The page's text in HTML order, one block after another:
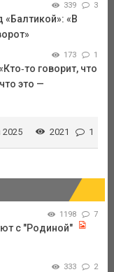
339 3
«Балтикой»: «В
173 1
говорит, что
это —
2025 2021 1
1198 7
с "Родиной"
333 2